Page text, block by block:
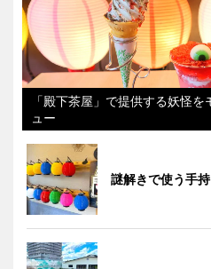
「殿下茶屋」で提供する妖怪
ュー
謎解きで使う手